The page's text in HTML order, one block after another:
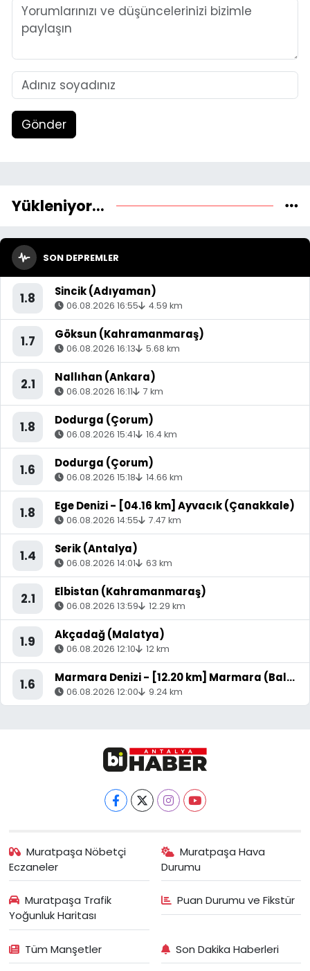
Gönder
Yükleniyor...
SON DEPREMLER
1.8 Sincik (Adıyaman)
06.08.2026 16:55 4.59 km
1.7 Göksun (Kahramanmaraş)
06.08.2026 16:13 5.68 km
2.1 Nallıhan (Ankara)
06.08.2026 16:11 7 km
1.8 Dodurga (Çorum)
06.08.2026 15:41 16.4 km
1.6 Dodurga (Çorum)
06.08.2026 15:18 14.66 km
1.8 Ege Denizi - [04.16 km] Ayvacık (Çanakkale)
06.08.2026 14:55 7.47 km
1.4 Serik (Antalya)
06.08.2026 14:01 63 km
2.1 Elbistan (Kahramanmaraş)
06.08.2026 13:59 12.29 km
1.9 Akçadağ (Malatya)
06.08.2026 12:10 12 km
1.6 Marmara Denizi - [12.20 km] Marmara (Balıkesir)
06.08.2026 12:00 9.24 km
Muratpaşa Nöbetçi
Eczaneler
Muratpaşa Hava
Durumu
Muratpaşa Trafik
Yoğunluk Haritası
Puan Durumu ve Fikstür
Tüm Manşetler Son Dakika Haberleri